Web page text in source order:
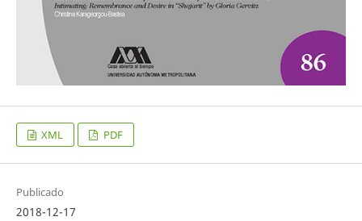
XML PDF
Publicado
2018-12-17